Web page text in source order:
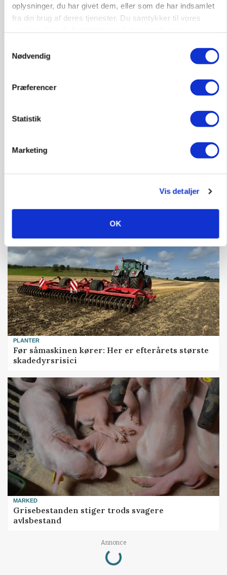
oplysninger, du har givet dem, eller som de har indsamlet
fra din brug af deres tjenester. Du samtykker til vores
Nødvendig
Præferencer
Statistik
Marketing
Vis detaljer
OK
Folketinget behandler ny gødskningslov: Sådan
kan den ændre din bedrift fra 2027
Annonce
Loading...
PLANTER
Før såmaskinen kører: Her er efterårets største
skadedyrsrisici
MARKED
Grisebestanden stiger trods svagere
avlsbestand
Annonce
Loading...